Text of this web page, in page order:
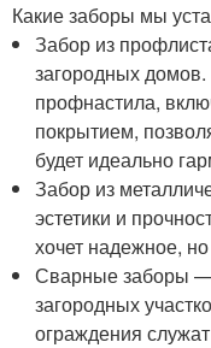
Какие заборы мы
Забор из
загородных
профнастила,
покрытием,
будет идеально
Забор из
эстетики и
хочет надежное,
Сварные заборы —
загородных
ограждения